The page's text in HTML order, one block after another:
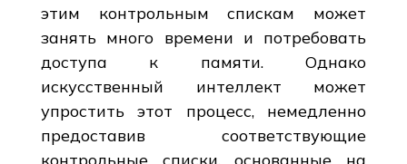
этим контрольным спискам может
занять много времени и потребовать
доступа к памяти. Однако
искусственный интеллект может
упростить этот процесс, немедленно
предоставив соответствующие
контрольные списки, основанные на